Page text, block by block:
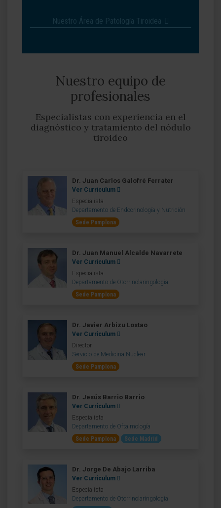
Nuestro Área de Patología Tiroidea
Nuestro equipo de
profesionales
Especialistas con experiencia en el
diagnóstico y tratamiento del nódulo
tiroideo
Dr. Juan Carlos Galofré Ferrater
Ver Curriculum
Especialista
Departamento de Endocrinología y Nutrición
Sede Pamplona
Dr. Juan Manuel Alcalde Navarrete
Ver Curriculum
Especialista
Departamento de Otorrinolaringología
Sede Pamplona
Dr. Javier Arbizu Lostao
Ver Curriculum
Director
Servicio de Medicina Nuclear
Sede Pamplona
Dr. Jesús Barrio Barrio
Ver Curriculum
Especialista
Departamento de Oftalmología
Sede Pamplona
Sede Madrid
Dr. Jorge De Abajo Larriba
Ver Curriculum
Especialista
Departamento de Otorrinolaringología